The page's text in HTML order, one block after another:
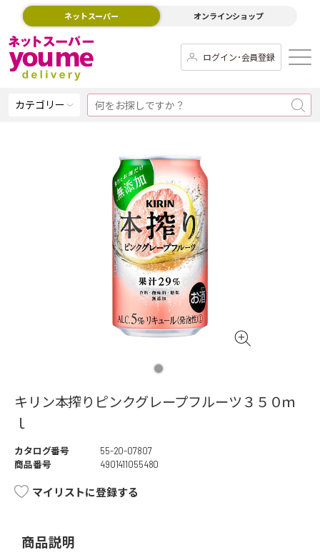
ネットスーパー オンラインショップ
ログイン･会員登録
カテゴリー
キリン本搾りピンクグレープフルーツ３５０ｍ
ｌ
カタログ番号
55-20-07807
商品番号
4901411055480
マイリストに登録する
商品説明